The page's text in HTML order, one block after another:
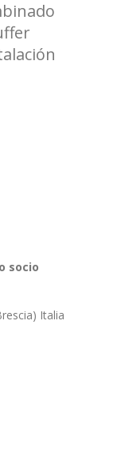
socio
Italia